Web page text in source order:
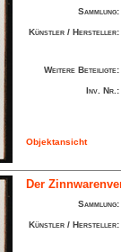
Sammlung:
Künstler / Hersteller:
Weitere Beteiligte:
Inv. Nr.:
Objektansicht
Der
Sammlung:
Künstler / Hersteller: